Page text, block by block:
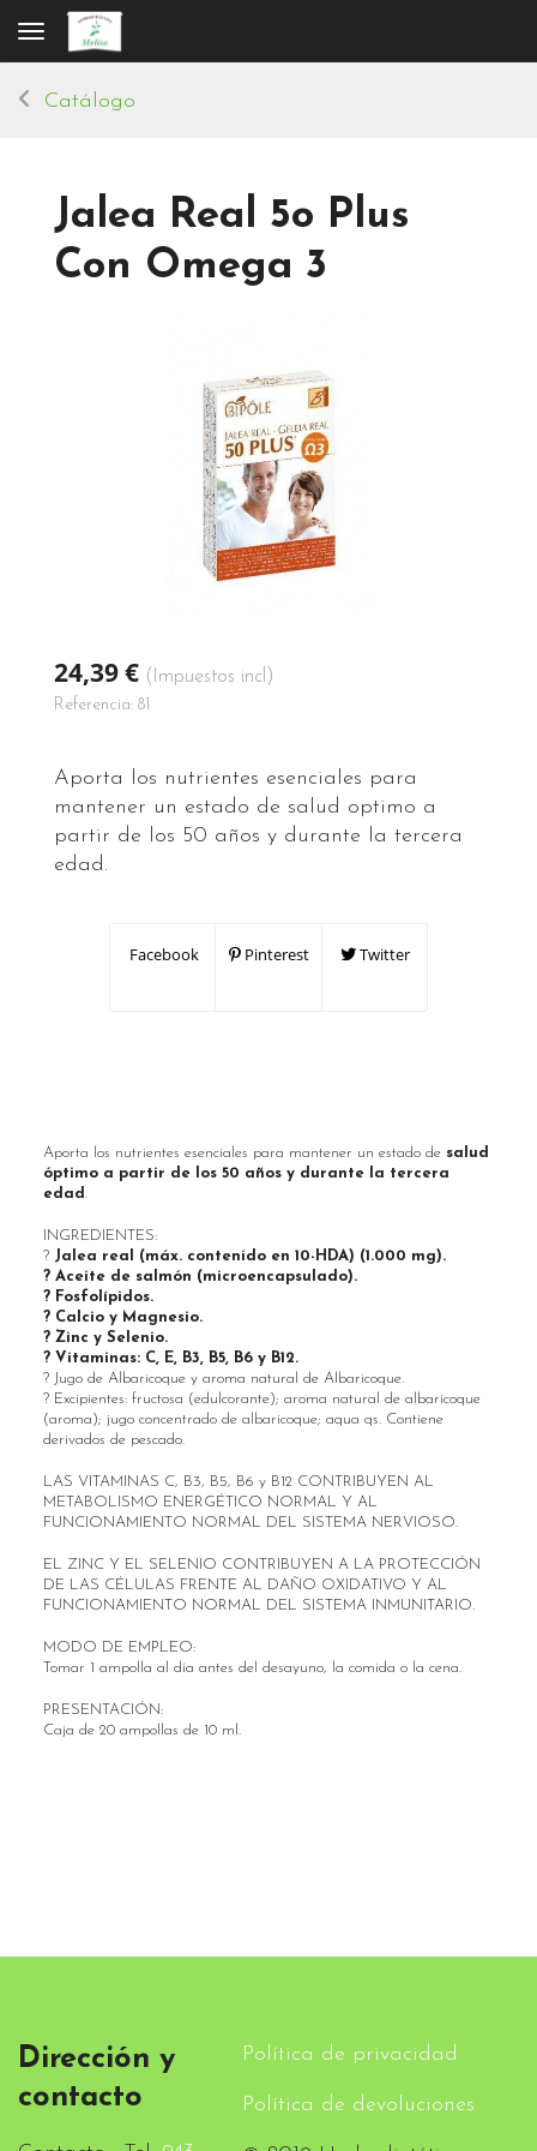
Toggle navigation
Catálogo
Jalea Real 5o Plus
Con Omega 3
24,39 € (Impuestos incl)
Referencia: 81
Aporta los nutrientes esenciales para
mantener un estado de salud optimo a
partir de los 50 años y durante la tercera
edad.
Facebook Pinterest Twitter
Aporta los nutrientes esenciales para mantener un estado de salud
óptimo a partir de los 50 años y durante la tercera
edad .
INGREDIENTES:
? Jalea real (máx. contenido en 10-HDA) (1.000 mg).
? Aceite de salmón (microencapsulado).
? Fosfolípidos.
? Calcio y Magnesio.
? Zinc y Selenio.
? Vitaminas: C, E, B3, B5, B6 y B12.
? Jugo de Albaricoque y aroma natural de Albaricoque.
? Excipientes: fructosa (edulcorante); aroma natural de albaricoque
(aroma); jugo concentrado de albaricoque; aqua qs. Contiene
derivados de pescado.
LAS VITAMINAS C, B3, B5, B6 y B12 CONTRIBUYEN AL
METABOLISMO ENERGÉTICO NORMAL Y AL
FUNCIONAMIENTO NORMAL DEL SISTEMA NERVIOSO.
EL ZINC Y EL SELENIO CONTRIBUYEN A LA PROTECCIÓN
DE LAS CÉLULAS FRENTE AL DAÑO OXIDATIVO Y AL
FUNCIONAMIENTO NORMAL DEL SISTEMA INMUNITARIO.
MODO DE EMPLEO:
Tomar 1 ampolla al día antes del desayuno, la comida o la cena.
PRESENTACIÓN:
Caja de 20 ampollas de 10 ml.
Dirección y
contacto
Política de privacidad
Política de devoluciones